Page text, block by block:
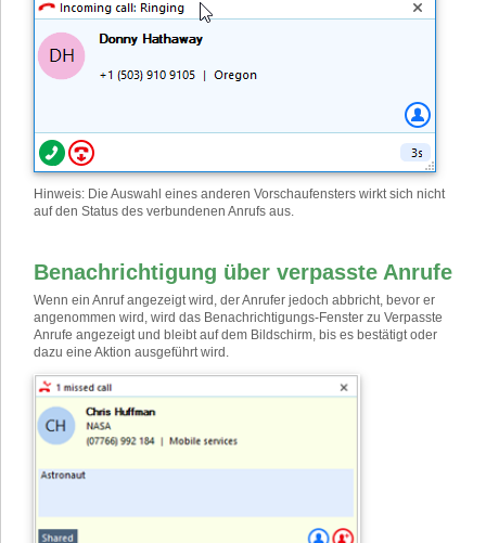
Hinweis: Die Auswahl eines anderen Vorschaufensters wirkt sich nicht
auf den Status des verbundenen Anrufs aus.
Benachrichtigung über verpasste Anrufe
Wenn ein Anruf angezeigt wird, der Anrufer jedoch abbricht, bevor er
angenommen wird, wird das Benachrichtigungs-Fenster zu Verpasste
Anrufe angezeigt und bleibt auf dem Bildschirm, bis es bestätigt oder
dazu eine Aktion ausgeführt wird.